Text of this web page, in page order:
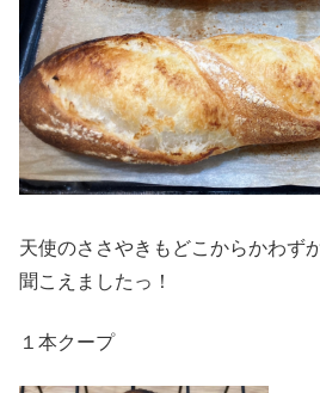
天使のささやきもどこからかわず
聞こえましたっ！
１本クープ